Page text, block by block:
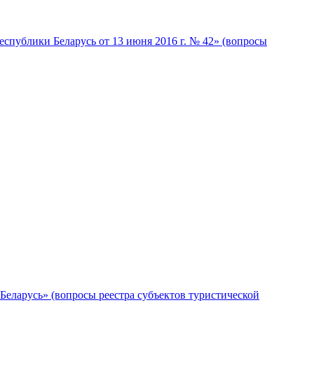
Беларусь от 13 июня 2016 г. № 42» (вопросы
(вопросы реестра субъектов туристической